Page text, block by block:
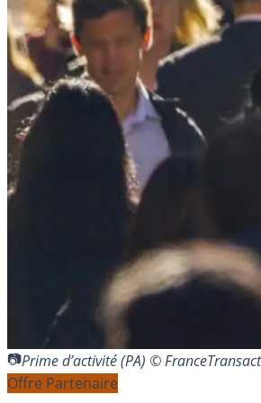
Prime d’activité (PA) ©
Offre Partenaire